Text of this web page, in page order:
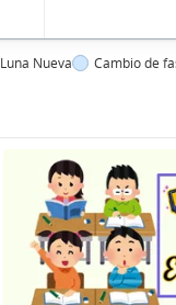
Luna Nueva Cambio de